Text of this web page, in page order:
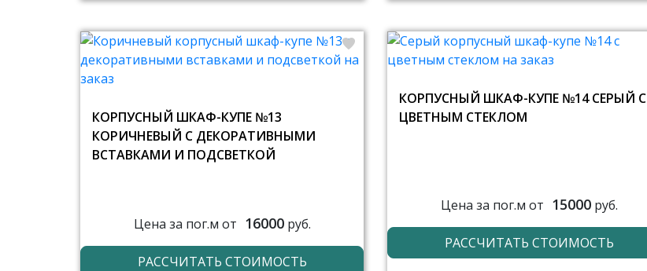
КОРПУСНЫЙ ШКАФ-КУПЕ №13
КОРИЧНЕВЫЙ С ДЕКОРАТИВНЫМИ
ВСТАВКАМИ И ПОДСВЕТКОЙ
Цена за пог.м от 16000руб.
РАССЧИТАТЬ СТОИМОСТЬ
КОРПУСНЫЙ ШКАФ-КУПЕ №14 СЕРЫЙ С
ЦВЕТНЫМ СТЕКЛОМ
Цена за пог.м от 15000руб.
РАССЧИТАТЬ СТОИМОСТЬ